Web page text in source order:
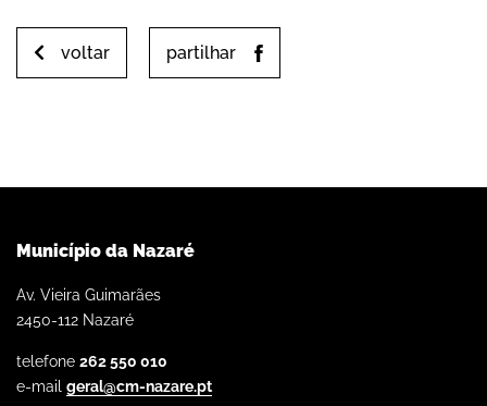
voltar partilhar
Município da Nazaré
Av. Vieira Guimarães
2450-112 Nazaré
telefone 262 550 010
e-mail geral@cm-nazare.pt